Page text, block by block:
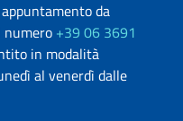
da
numero +39 06 3691
in modalità
al venerdì dalle